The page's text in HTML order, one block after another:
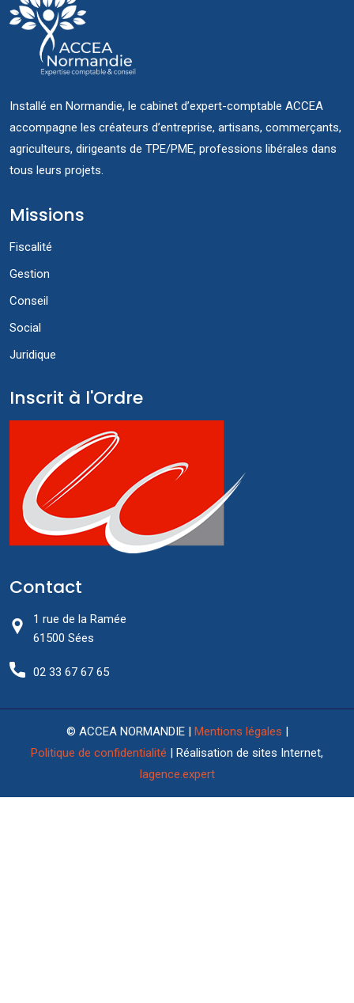
Installé en Normandie, le cabinet d’expert-comptable ACCEA
accompagne les créateurs d’entreprise, artisans, commerçants,
agriculteurs, dirigeants de TPE/PME, professions libérales dans
tous leurs projets.
Missions
Fiscalité
Gestion
Conseil
Social
Juridique
Inscrit à l'Ordre
Contact
1 rue de la Ramée
61500 Sées
02 33 67 67 65
© ACCEA NORMANDIE | Mentions légales |
Politique de confidentialité | Réalisation de sites Internet,
lagence.expert